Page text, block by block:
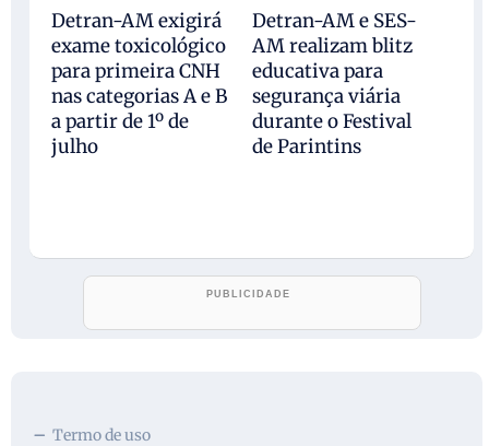
Detran-AM exigirá
exame toxicológico
para primeira CNH
nas categorias A e B
a partir de 1º de
julho
Detran-AM e SES-
AM realizam blitz
educativa para
segurança viária
durante o Festival
de Parintins
Termo de uso